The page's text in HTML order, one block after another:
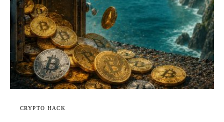
CRYPTO HACK